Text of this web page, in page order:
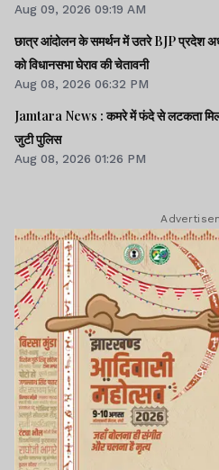
Aug 09, 2026 09:19 AM
छात्र आंदोलन के समर्थन में उतरे BJP प्रदेश
को विधानसभा घेराव की चेतावनी
Aug 08, 2026 06:32 PM
Jamtara News : कमरे में फंदे से लटकता
जुटी पुलिस
Aug 08, 2026 01:26 PM